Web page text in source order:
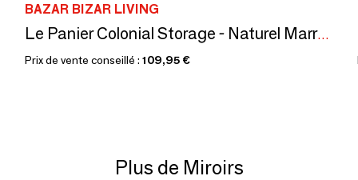
BAZAR BIZAR LIVING
Le Panier Colonial Storage - Naturel Marron - M
Prix de vente conseillé : 109,95 €
Plus de Miroirs